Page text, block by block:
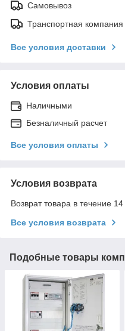
Самовывоз
Транспортная компания
Все условия доставки
Условия оплаты
Наличными
Безналичный расчет
Все условия оплаты
Условия возврата
Возврат товара в течение
Все условия возврата
Подобные товары